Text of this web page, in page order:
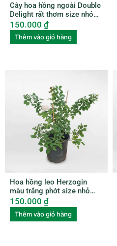
Cây hoa hồng ngoài Double
Delight rất thơm size nhỏ
ROSE007
150.000 ₫
Thêm vào giỏ hàng
Hoa hồng leo Herzogin
màu trắng phớt size nhỏ
ROSE011
150.000 ₫
Thêm vào giỏ hàng